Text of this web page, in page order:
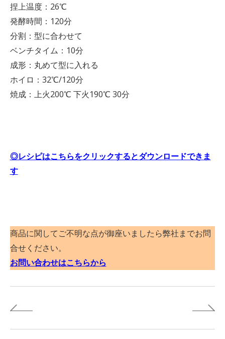
捏上温度：26℃
発酵時間：120分
分割：型に合わせて
ベンチタイム：10分
成形：丸めて型に入れる
ホイロ：32℃/120分
焼成：上火200℃ 下火190℃ 30分
◎レシピはこちらをクリックするとダウンロードできま
す
商品に関してご不明な点が御座いましたら弊社までお問
合せください。
お問い合わせはこちらから